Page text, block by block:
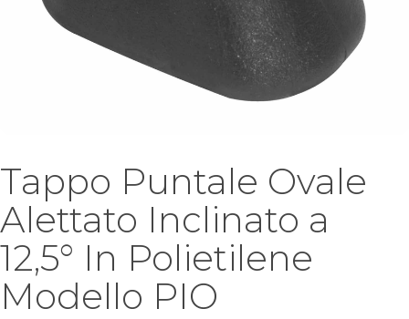
Tappo Puntale Ovale
Alettato Inclinato a
12,5° In Polietilene
Modello PIO